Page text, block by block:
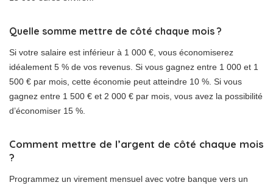
Quelle somme mettre de côté chaque mois ?
Si votre salaire est inférieur à 1 000 €, vous économiserez
idéalement 5 % de vos revenus. Si vous gagnez entre 1 000 et 1
500 € par mois, cette économie peut atteindre 10 %. Si vous
gagnez entre 1 500 € et 2 000 € par mois, vous avez la possibilité
d’économiser 15 %.
Comment mettre de l’argent de côté chaque mois
?
Programmez un virement mensuel avec votre banque vers un